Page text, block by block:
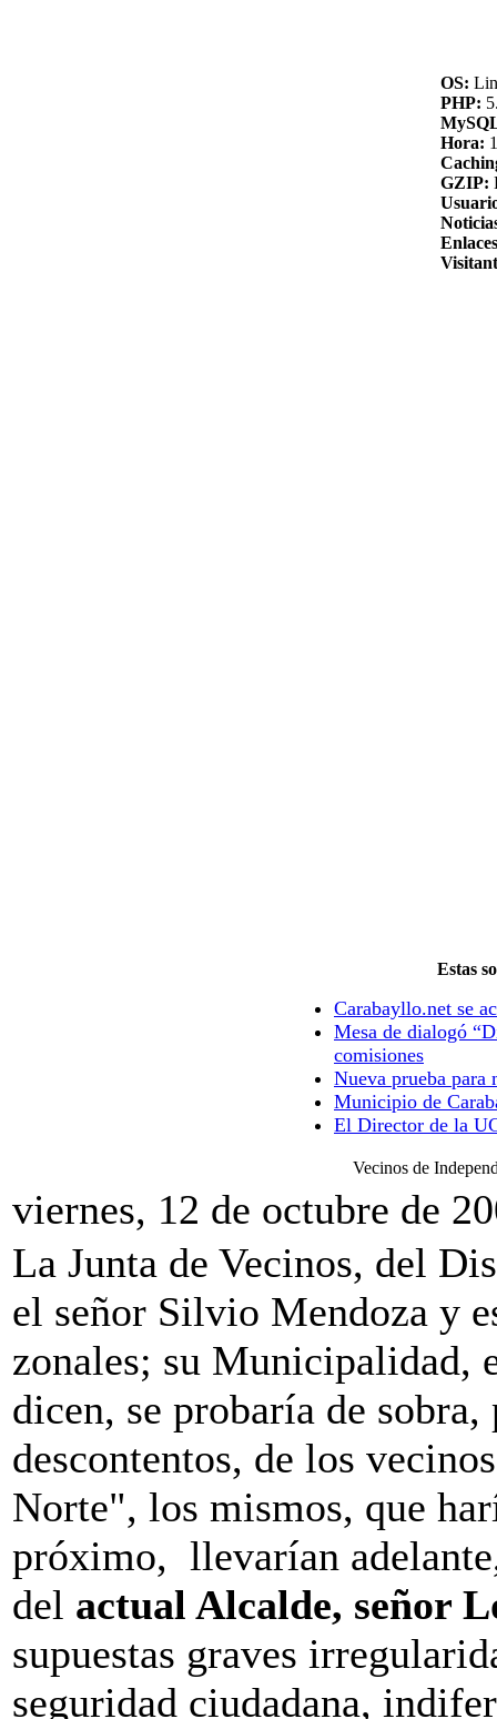
OS:
PHP:
Hora:
GZIP:
Estas
Carabayllo.net se
Mesa de dialogó
comisiones
Nueva prueba para
Municipio de
El Director de la
Vecinos de
viernes, 12 de octubre de
La Junta de Vecinos, del
el señor Silvio Mendoza y
zonales; su Municipalidad,
dicen, se probaría de
descontentos, de los
Norte", los mismos, que
próximo, llevarían
del actual Alcalde, señor
supuestas graves
seguridad ciudadana,